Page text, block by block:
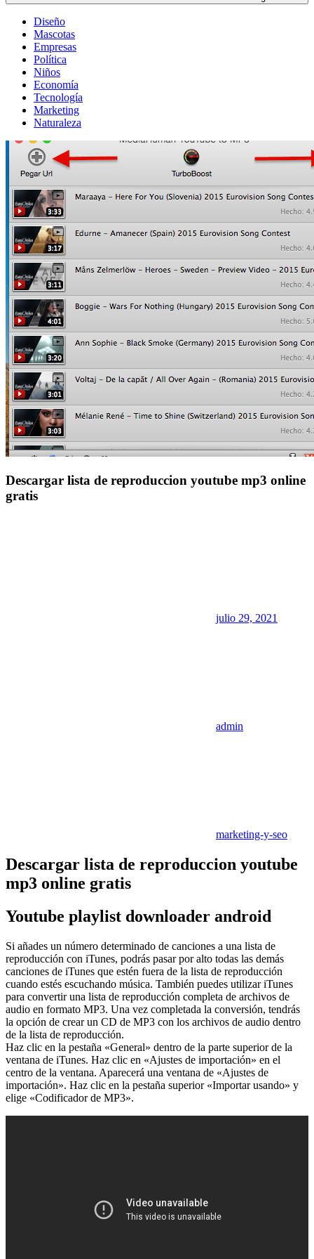
Diseño
Mascotas
Empresas
Política
Niños
Economía
Tecnología
Marketing
Naturaleza
Descargar lista de reproduccion youtube mp3 online
gratis
julio 29, 2021
admin
marketing-y-seo
Descargar lista de reproduccion youtube
mp3 online gratis
Youtube playlist downloader android
Si añades un número determinado de canciones a una lista de
reproducción con iTunes, podrás pasar por alto todas las demás
canciones de iTunes que estén fuera de la lista de reproducción
cuando estés escuchando música. También puedes utilizar iTunes
para convertir una lista de reproducción completa de archivos de
audio en formato MP3. Una vez completada la conversión, tendrás
la opción de crear un CD de MP3 con los archivos de audio dentro
de la lista de reproducción.
Haz clic en la pestaña «General» dentro de la parte superior de la
ventana de iTunes. Haz clic en «Ajustes de importación» en el
centro de la ventana. Aparecerá una ventana de «Ajustes de
importación». Haz clic en la pestaña superior «Importar usando» y
elige «Codificador de MP3».